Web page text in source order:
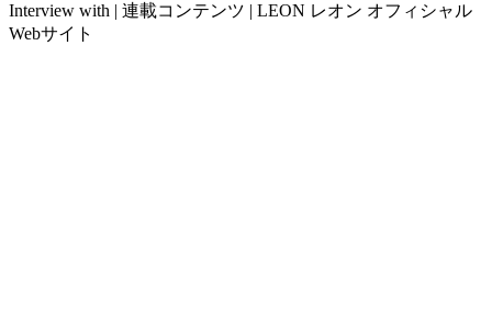
Interview with | 連載コンテンツ | LEON レオン オフィシャル
Webサイト